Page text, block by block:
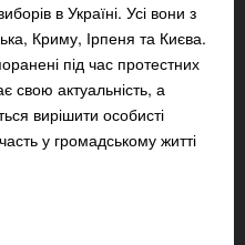
в Україні. Усі вони з
Криму, Ірпеня та Києва.
під час протестних
свою актуальність, а
вирішити особисті
у громадському житті